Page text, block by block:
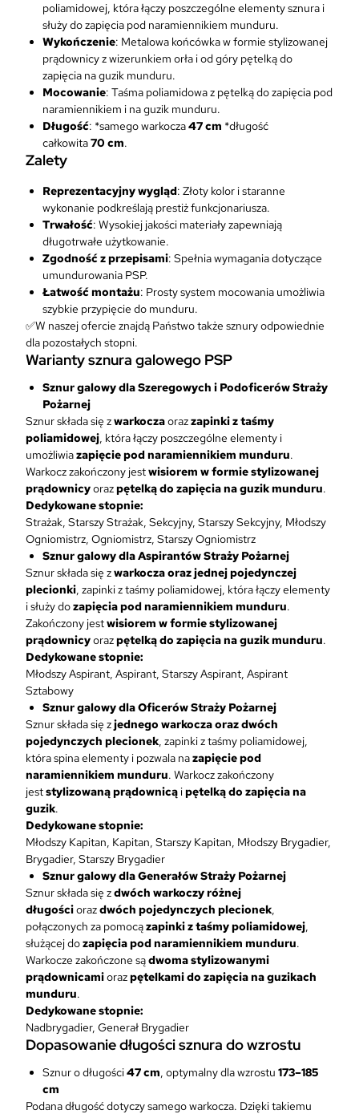
o
u
P
d
c
w
poliamidowej, która łączy poszczególne elementy sznura i
służy do zapięcia pod naramiennikiem munduru.
Wykończenie: Metalowa końcówka w formie stylizowanej
prądownicy z wizerunkiem orła i od góry pętelką do
zapięcia na guzik munduru.
Mocowanie: Taśma poliamidowa z pętelką do zapięcia pod
naramiennikiem i na guzik munduru.
Długość: *samego warkocza47 cm *długość
całkowita70 cm.
Zalety
Reprezentacyjny wygląd: Złoty kolor i staranne
wykonanie podkreślają prestiż funkcjonariusza.
Trwałość: Wysokiej jakości materiały zapewniają
długotrwałe użytkowanie.
Zgodność z przepisami: Spełnia wymagania dotyczące
umundurowania PSP.
Łatwość montażu: Prosty system mocowania umożliwia
szybkie przypięcie do munduru.
✅W naszej ofercie znajdą Państwo także sznury odpowiednie
dla pozostałych stopni.
Warianty sznura galowego PSP
Sznur galowy dla Szeregowych i Podoficerów Straży
Pożarnej
Sznur składa się zwarkoczaorazzapinki z taśmy
poliamidowej, która łączy poszczególne elementy i
umożliwiazapięcie pod naramiennikiem munduru.
Warkocz zakończony jestwisiorem w formie stylizowanej
prądownicyorazpętelką do zapięcia na guzik munduru.
Dedykowane stopnie:
Strażak, Starszy Strażak, Sekcyjny, Starszy Sekcyjny, Młodszy
Ogniomistrz, Ogniomistrz, Starszy Ogniomistrz
Sznur galowy dla Aspirantów Straży Pożarnej
Sznur składa się zwarkocza oraz jednej pojedynczej
plecionki, zapinki z taśmy poliamidowej, która łączy elementy
i służy dozapięcia pod naramiennikiem munduru.
Zakończony jestwisiorem w formie stylizowanej
prądownicyorazpętelką do zapięcia na guzik munduru.
Dedykowane stopnie:
Młodszy Aspirant, Aspirant, Starszy Aspirant, Aspirant
Sztabowy
Sznur galowy dla Oficerów Straży Pożarnej
Sznur składa się zjednego warkocza oraz dwóch
pojedynczych plecionek, zapinki z taśmy poliamidowej,
która spina elementy i pozwala nazapięcie pod
naramiennikiem munduru. Warkocz zakończony
jeststylizowaną prądownicą ipętelką do zapięcia na
guzik.
Dedykowane stopnie:
Młodszy Kapitan, Kapitan, Starszy Kapitan, Młodszy Brygadier,
Brygadier, Starszy Brygadier
Sznur galowy dla Generałów Straży Pożarnej
Sznur składa się zdwóch warkoczy różnej
długościorazdwóch pojedynczych plecionek,
połączonych za pomocązapinki z taśmy poliamidowej,
służącej dozapięcia pod naramiennikiem munduru.
Warkocze zakończone sądwoma stylizowanymi
prądownicamiorazpętelkami do zapięcia na guzikach
munduru.
Dedykowane stopnie:
Nadbrygadier, Generał Brygadier
Dopasowanie długości sznura do wzrostu
Sznur o długości47 cm, optymalny dla wzrostu173–185
cm
Podana długość dotyczy samego warkocza. Dzięki takiemu